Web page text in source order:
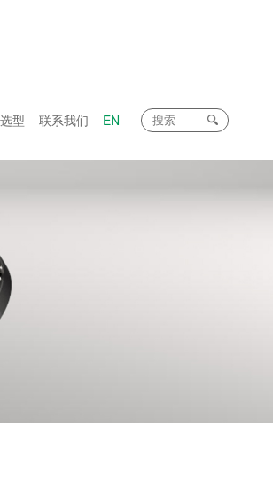
型 联系我们 EN